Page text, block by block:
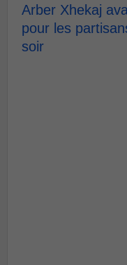
Arber Xhekaj
pour les
soir